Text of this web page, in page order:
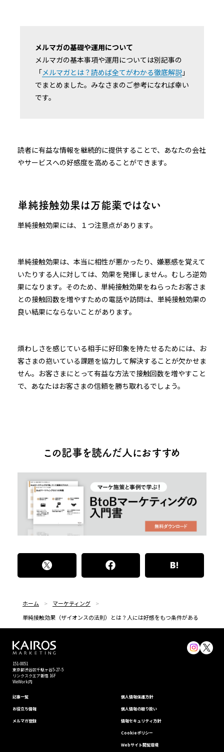
メルマガの基礎や運用について
メルマガの基本事項や運用については別記事の
「メルマガとは？読めば全てがわかる徹底解説 」
でまとめました。みなさまのご参考になれば幸い
です。
読者に有益な情報を継続的に提供することで、あなたの会社
やサービスへの好感度を高めることができます。
単純接触効果は万能薬ではない
単純接触効果には、１つ注意点があります。
単純接触効果は、本当に相性が悪かったり、嫌悪感を覚えて
いたりする人に対しては、効果を発揮しません。むしろ逆効
果になります。そのため、単純接触効果をねらったお客さま
との接触回数を増やすための電話や訪問は、単純接触効果の
良い結果にならないことがあります。
煩わしさを感じている相手に好印象を持たせるためには、お
客さまの抱いている課題を協力して解決することが欠かせま
せん。お客さまにとって有益な方法で接触回数を増やすこと
で、あなたはお客さまの信頼を勝ち取れるでしょう。
この記事を読んだ人におすすめ
ホーム
マーケティング
単純接触効果（ザイオンスの法則）とは？人には好感をもつ条件がある
151-0051
東京都渋⾕区千駄ヶ谷5-27-5
リンクスクエア新宿 16F
WeWork内
記事一覧
お役立ち情報
メルマガ登録
個⼈情報保護⽅針
個人情報の取り扱い
情報セキュリティ⽅針
Cookieポリシー
Webサイト閲覧環境